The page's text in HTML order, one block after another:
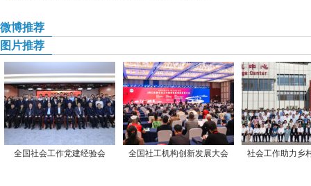
微博推荐
图片推荐
全国社会工作党建经验会 全国社工机构创新发展大会 社会工作助力乡